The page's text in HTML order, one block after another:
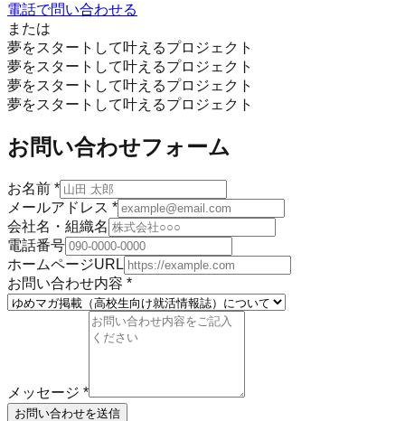
電話で問い合わせる
または
夢をスタートして叶えるプロジェクト
夢をスタートして叶えるプロジェクト
夢をスタートして叶えるプロジェクト
夢をスタートして叶えるプロジェクト
お問い合わせフォーム
お名前 *
メールアドレス *
会社名・組織名
電話番号
ホームページURL
お問い合わせ内容 *
メッセージ *
お問い合わせを送信